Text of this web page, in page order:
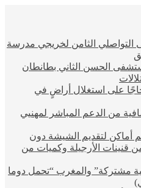
الثامن لخريجي مدرسة
الحسن الثاني بطانطان
على استغلال أراضٍ في
من الدعم المباشر لمهنيي
لتقديم الشيشة دون
الأرجيلة وكميات من
والمغرب “تحمل دوما